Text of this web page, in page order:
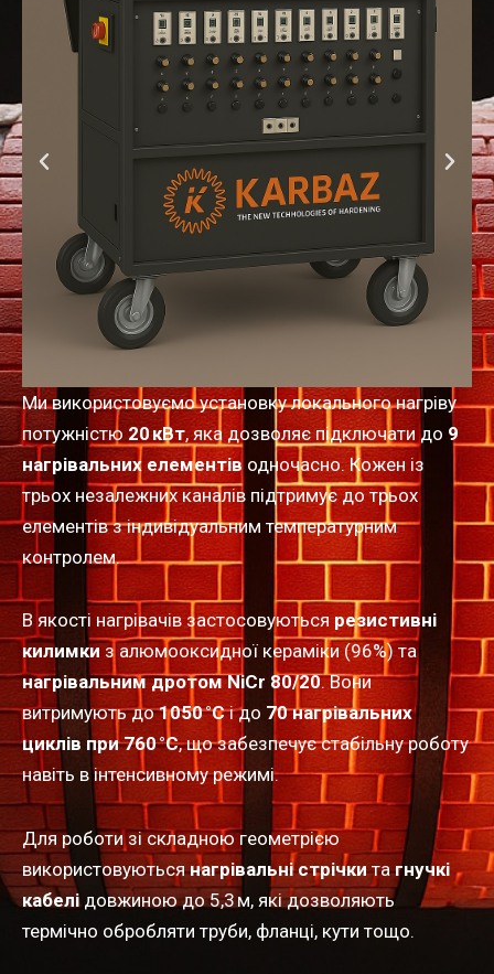
Ми використовуємо установку локального нагріву
потужністю 20 кВт, яка дозволяє підключати до 9
нагрівальних елементів одночасно. Кожен із
трьох незалежних каналів підтримує до трьох
елементів з індивідуальним температурним
контролем.
В якості нагрівачів застосовуютьсярезистивні
килимки з алюмооксидної кераміки (96%) та
нагрівальним дротом NiCr 80/20. Вони
витримують до1050 °Cі до 70 нагрівальних
циклів при 760 °C, що забезпечує стабільну роботу
навіть в інтенсивному режимі.
Для роботи зі складною геометрією
використовуютьсянагрівальні стрічкитагнучкі
кабелідовжиною до 5,3 м, які дозволяють
термічно обробляти труби, фланці, кути тощо.